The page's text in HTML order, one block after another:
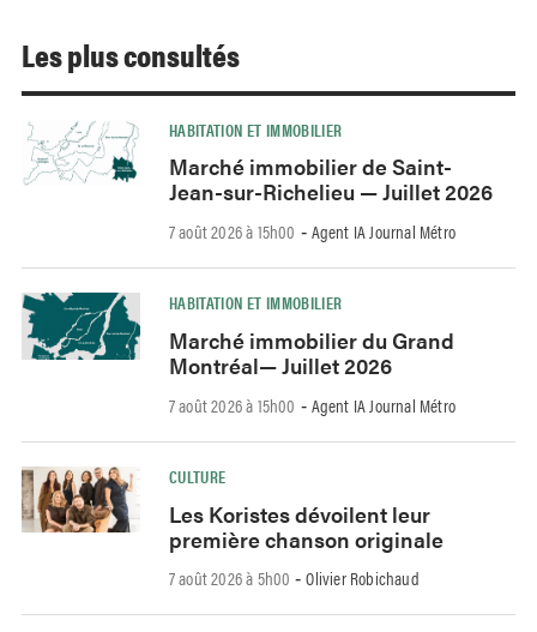
Les plus consultés
HABITATION ET IMMOBILIER
Marché immobilier de Saint-
Jean-sur-Richelieu — Juillet 2026
7 août 2026 à 15h00 - Agent IA Journal Métro
HABITATION ET IMMOBILIER
Marché immobilier du Grand
Montréal— Juillet 2026
7 août 2026 à 15h00 - Agent IA Journal Métro
CULTURE
Les Koristes dévoilent leur
première chanson originale
7 août 2026 à 5h00 -Olivier Robichaud